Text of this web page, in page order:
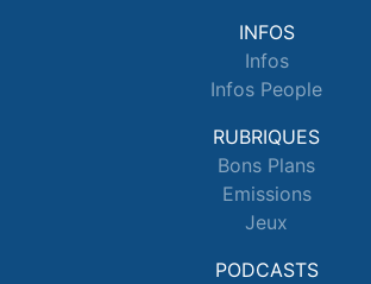
INFOS
Infos
Infos People
RUBRIQUES
Bons Plans
Emissions
Jeux
PODCASTS